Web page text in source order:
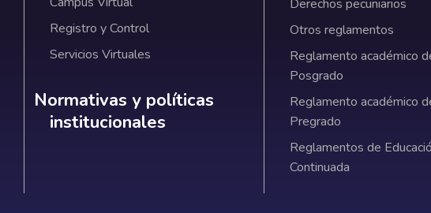
Registro y Control
Servicios Virtuales
Normativas y políticas institucionales
Normativas y políticas
institucionales
Derechos pecuniarios
Otros reglamentos
Reglamento académico
Posgrado
Reglamento académico
Pregrado
Reglamentos de
Continuada